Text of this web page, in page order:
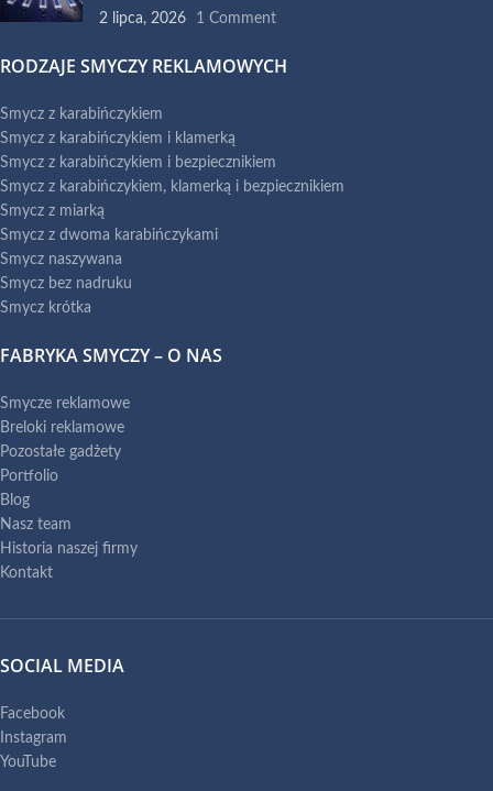
2 lipca, 2026 1 Comment
RODZAJE SMYCZY REKLAMOWYCH
Smycz z karabińczykiem
Smycz z karabińczykiem i klamerką
Smycz z karabińczykiem i bezpiecznikiem
Smycz z karabińczykiem, klamerką i bezpiecznikiem
Smycz z miarką
Smycz z dwoma karabińczykami
Smycz naszywana
Smycz bez nadruku
Smycz krótka
FABRYKA SMYCZY – O NAS
Smycze reklamowe
Breloki reklamowe
Pozostałe gadżety
Portfolio
Blog
Nasz team
Historia naszej firmy
Kontakt
SOCIAL MEDIA
Facebook
Instagram
YouTube